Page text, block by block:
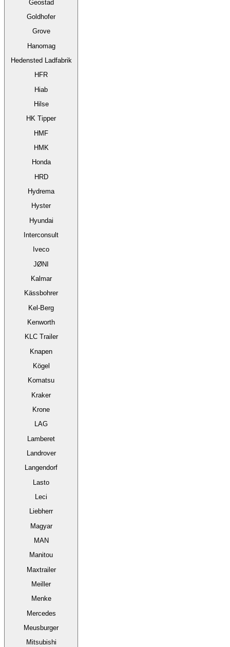
Geostad
Goldhofer
Grove
Hanomag
Hedensted Ladfabrik
HFR
Hiab
Hilse
HK Tipper
HMF
HMK
Honda
HRD
Hydrema
Hyster
Hyundai
Interconsult
Iveco
JØNI
Kalmar
Kässbohrer
Kel-Berg
Kenworth
KLC Trailer
Knapen
Kögel
Komatsu
Kraker
Krone
LAG
Lamberet
Landrover
Langendorf
Lasto
Leci
Liebherr
Magyar
MAN
Manitou
Maxtrailer
Meiller
Menke
Mercedes
Meusburger
Mitsubishi